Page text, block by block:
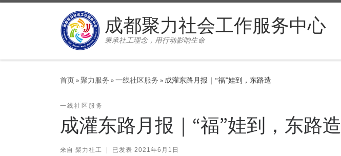
成都聚力社会工作服务中心
秉承社工理念，用行动影响生命
首页»聚力服务 »一线社区服务 » 成灌东路月报｜“福”娃到，东路造
一线社区服务
成灌东路月报｜“福”娃到，东路造
来自 聚力社工 已发表 2021年6月1日